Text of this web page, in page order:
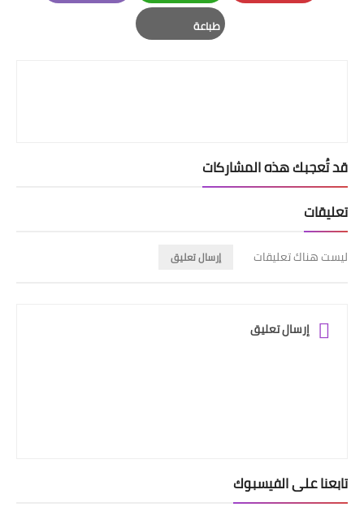
Whatsapp
طباعة
قد تُعجبك هذه المشاركات
تعليقات
ليست هناك تعليقات إرسال تعليق
إرسال تعليق
تابعنا على الفيسبوك